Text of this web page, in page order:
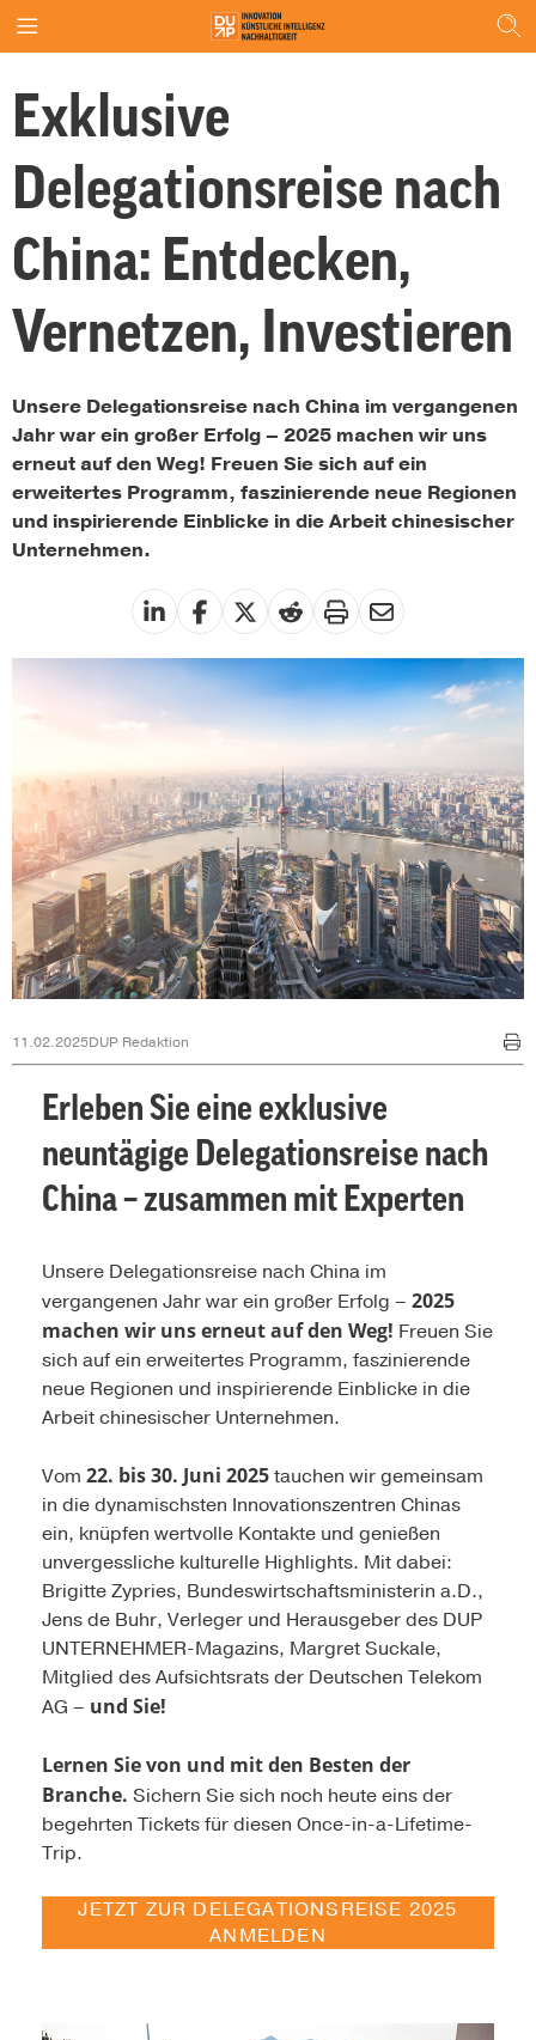
Exklusive
Delegationsreise nach
China: Entdecken,
Vernetzen, Investieren
Unsere Delegationsreise nach China im vergangenen
Jahr war ein großer Erfolg – 2025 machen wir uns
erneut auf den Weg! Freuen Sie sich auf ein
erweitertes Programm, faszinierende neue Regionen
und inspirierende Einblicke in die Arbeit chinesischer
Unternehmen.
11.02.2025DUP Redaktion
Erleben Sie eine exklusive
neuntägige Delegationsreise nach
China – zusammen mit Experten
Unsere Delegationsreise nach China im
vergangenen Jahr war ein großer Erfolg – 2025
machen wir uns erneut auf den Weg! Freuen Sie
sich auf ein erweitertes Programm, faszinierende
neue Regionen und inspirierende Einblicke in die
Arbeit chinesischer Unternehmen.
Vom 22. bis 30. Juni 2025tauchen wir gemeinsam
in die dynamischsten Innovationszentren Chinas
ein, knüpfen wertvolle Kontakte und genießen
unvergessliche kulturelle Highlights. Mit dabei:
Brigitte Zypries, Bundeswirtschaftsministerin a.D.,
Jens de Buhr, Verleger und Herausgeber des DUP
UNTERNEHMER-Magazins, Margret Suckale,
Mitglied des Aufsichtsrats der Deutschen Telekom
AG – und Sie!
Lernen Sie von und mit den Besten der
Branche. Sichern Sie sich noch heute eins der
begehrten Tickets für diesen Once-in-a-Lifetime-
Trip.
JETZT ZUR DELEGATIONSREISE 2025
ANMELDEN